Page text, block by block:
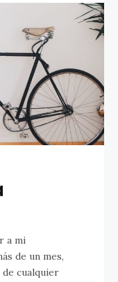
de un mes,
cualquier